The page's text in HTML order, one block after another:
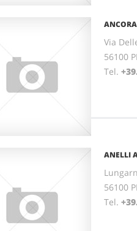
Via
56100
Tel.
ANELLI
56100
Tel.